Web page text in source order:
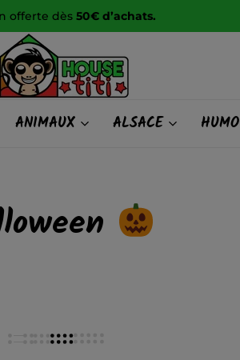
offerte dès 50€ d’achats.
ANIMAUX ALSACE